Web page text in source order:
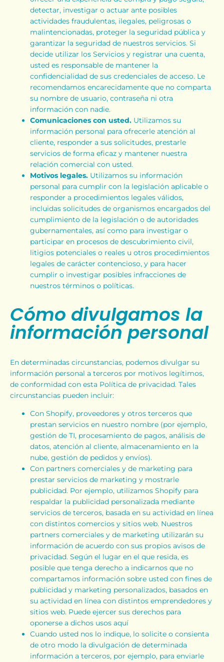
detectar, investigar o actuar ante posibles
actividades fraudulentas, ilegales, peligrosas o
malintencionadas, proteger la seguridad pública y
garantizar la seguridad de nuestros servicios. Si
decide utilizar los Servicios y registrar una cuenta,
usted es responsable de mantener la
confidencialidad de sus credenciales de acceso. Le
recomendamos encarecidamente que no comparta
su nombre de usuario, contraseña ni otra
información con nadie.
Comunicaciones con usted. Utilizamos su
información personal para ofrecerle atención al
cliente, responder a sus solicitudes, prestarle
servicios de forma eficaz y mantener nuestra
relación comercial con usted.
Motivos legales. Utilizamos su información
personal para cumplir con la legislación aplicable o
responder a procedimientos legales válidos,
incluidas solicitudes de organismos encargados del
cumplimiento de la legislación o de autoridades
gubernamentales, así como para investigar o
participar en procesos de descubrimiento civil,
litigios potenciales o reales u otros procedimientos
legales de carácter contencioso, y para hacer
cumplir o investigar posibles infracciones de
nuestros términos o políticas.
Cómo divulgamos la
información personal
En determinadas circunstancias, podemos divulgar su
información personal a terceros por motivos legítimos,
de conformidad con esta Política de privacidad. Tales
circunstancias pueden incluir:
Con Shopify, proveedores y otros terceros que
prestan servicios en nuestro nombre (por ejemplo,
gestión de TI, procesamiento de pagos, análisis de
datos, atención al cliente, almacenamiento en la
nube, gestión de pedidos y envíos).
Con partners comerciales y de marketing para
prestar servicios de marketing y mostrarle
publicidad. Por ejemplo, utilizamos Shopify para
respaldar la publicidad personalizada mediante
servicios de terceros, basada en su actividad en línea
con distintos comercios y sitios web. Nuestros
partners comerciales y de marketing utilizarán su
información de acuerdo con sus propios avisos de
privacidad. Según el lugar en el que resida, es
posible que tenga derecho a indicarnos que no
compartamos información sobre usted con fines de
publicidad y marketing personalizados, basados en
su actividad en línea con distintos emprendedores y
sitios web. Puede ejercer sus derechos para
oponerse a dichos usos aquí
Cuando usted nos lo indique, lo solicite o consienta
de otro modo la divulgación de determinada
información a terceros, por ejemplo, para enviarle